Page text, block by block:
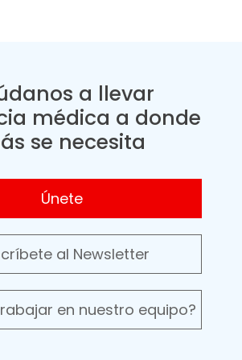
a llevar
médica a donde
se necesita
Únete
al Newsletter
en nuestro equipo?